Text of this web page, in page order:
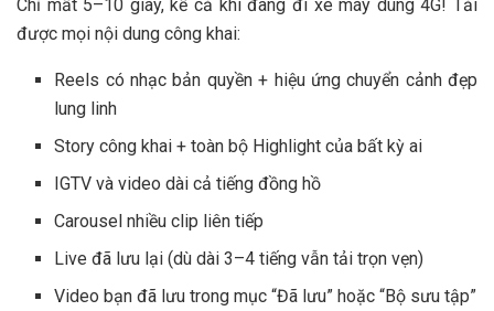
Chỉ mất 5–10 giây, kể cả khi đang đi xe máy dùng 4G! Tải
được mọi nội dung công khai:
Reels có nhạc bản quyền + hiệu ứng chuyển cảnh đẹp
lung linh
Story công khai + toàn bộ Highlight của bất kỳ ai
IGTV và video dài cả tiếng đồng hồ
Carousel nhiều clip liên tiếp
Live đã lưu lại (dù dài 3–4 tiếng vẫn tải trọn vẹn)
Video bạn đã lưu trong mục “Đã lưu” hoặc “Bộ sưu tập”